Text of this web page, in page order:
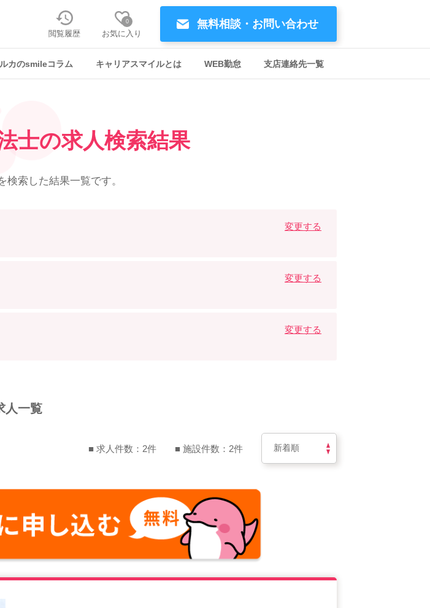
無料相談・お問い合わせ
閲覧履歴
0
お気に入り
カのsmileコラム キャリアスマイルとは WEB勤怠 支店連絡先一覧
士の求人検索結果
検索した結果一覧です。
変更する
変更する
変更する
人一覧
■ 求人件数：2件 ■ 施設件数：2件